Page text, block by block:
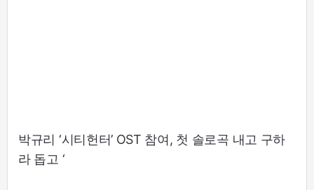
박규리 ‘시티헌터’ OST 참여, 첫 솔로곡 내고 구하
라 돕고 ‘